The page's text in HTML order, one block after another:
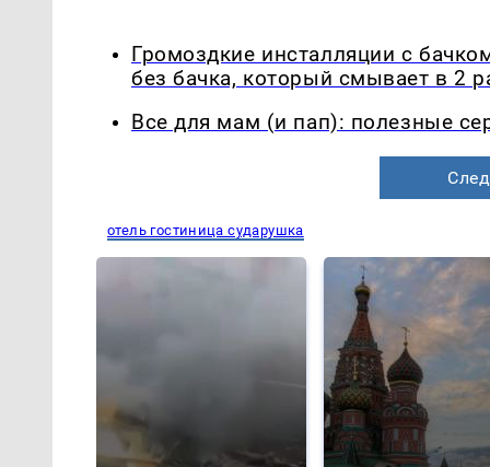
Громоздкие инсталляции с
без бачка, который смывает в 2
Все для мам (и пап): полезные
отель гостиница сударушка